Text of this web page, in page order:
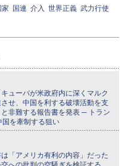
国連 介入 世界正義 武力行使
ューバが米政府内に深くマルク
せ、中国を利する破壊活動を支
非難する報告書を発表 ─ トラン
を牽制する狙い
「アメリカ有利の内容」だった
への批判の空騒ぎを検証する